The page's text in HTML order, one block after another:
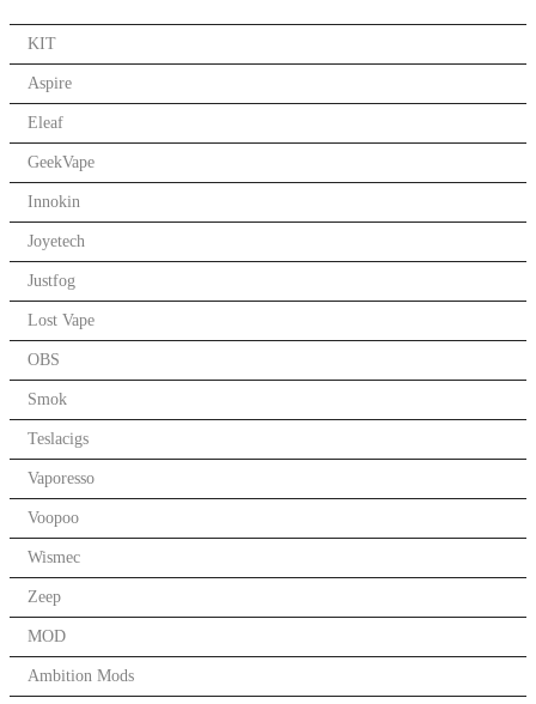
KIT
Aspire
Eleaf
GeekVape
Innokin
Joyetech
Justfog
Lost Vape
OBS
Smok
Teslacigs
Vaporesso
Voopoo
Wismec
Zeep
MOD
Ambition Mods